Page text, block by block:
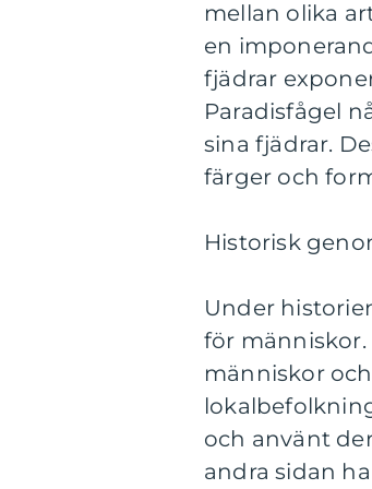
mellan olika
en
fjädrar
Paradisfågel
sina fjädrar.
färger och
Historisk
Under
för människor.
människor
och använt
andra sidan